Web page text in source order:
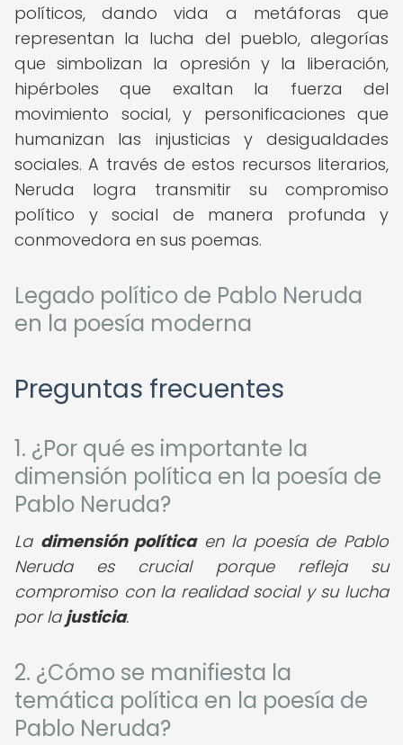
políticos, dando vida a metáforas que
representan la lucha del pueblo, alegorías
que simbolizan la opresión y la liberación,
hipérboles que exaltan la fuerza del
movimiento social, y personificaciones que
humanizan las injusticias y desigualdades
sociales. A través de estos recursos literarios,
Neruda logra transmitir su compromiso
político y social de manera profunda y
conmovedora en sus poemas.
Legado político de Pablo Neruda
en la poesía moderna
Preguntas frecuentes
1. ¿Por qué es importante la
dimensión política en la poesía de
Pablo Neruda?
La dimensión políticaen la poesía de Pablo
Neruda es crucial porque refleja su
compromiso con la realidad social y su lucha
por la justicia.
2. ¿Cómo se manifiesta la
temática política en la poesía de
Pablo Neruda?